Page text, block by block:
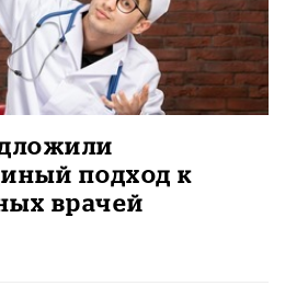
подход к
врачей